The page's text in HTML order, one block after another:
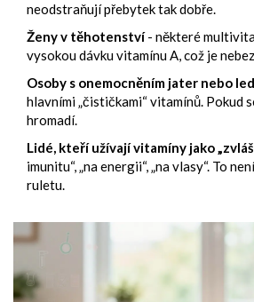
neodstraňují přebytek tak dobře.
Ženy v těhotenství- některé
vysokou dávku vitamínu A, což je
Osoby s onemocněním jater nebo
hlavními „čističkami“ vitamínů. Pokud
hromadí.
Lidé, kteří užívají vitamíny jako
imunitu“, „na energii“, „na vlasy“. To
ruletu.